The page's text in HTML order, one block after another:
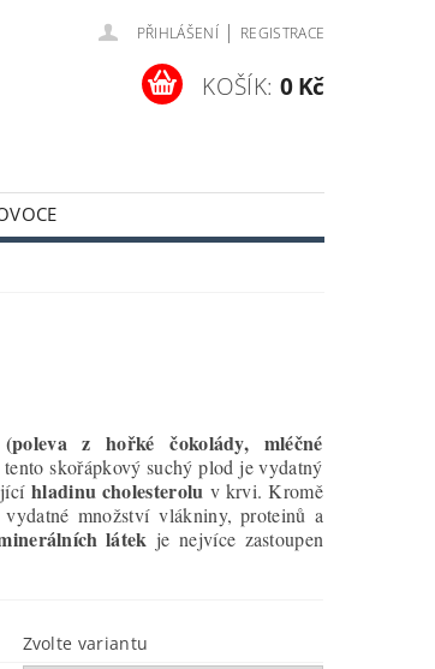
PŘIHLÁŠENÍ | REGISTRACE
KOŠÍK: 0 Kč
z hořké čokolády, mléčné
skořápkový suchý plod je vydatný
hladinu cholesterolu v krvi. Kromě
množství vlákniny, proteinů a
látek je nejvíce zastoupen
Zvolte variantu